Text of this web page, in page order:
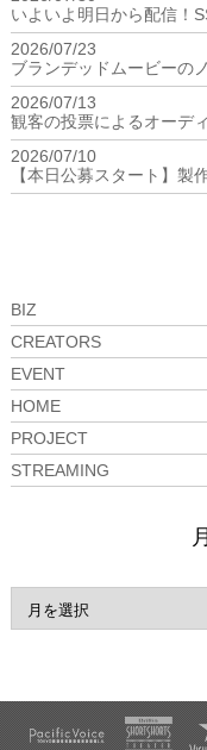
いよいよ明日から配信！
2026/07/23
ブランデッドムービーの
2026/07/13
観客の投票によるオーデ
2026/07/10
【本日公募スタート】製
BIZ
CREATORS
EVENT
HOME
PROJECT
STREAMING